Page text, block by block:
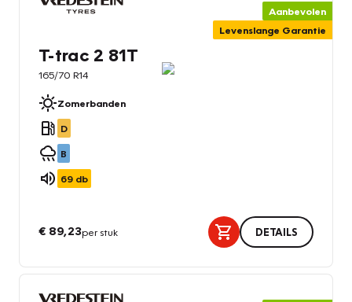
Aanbevolen
Levenslange Garantie
T-trac 2 81T
165/70 R14
Zomerbanden
D
B
69 db
€ 89,23per stuk DETAILS